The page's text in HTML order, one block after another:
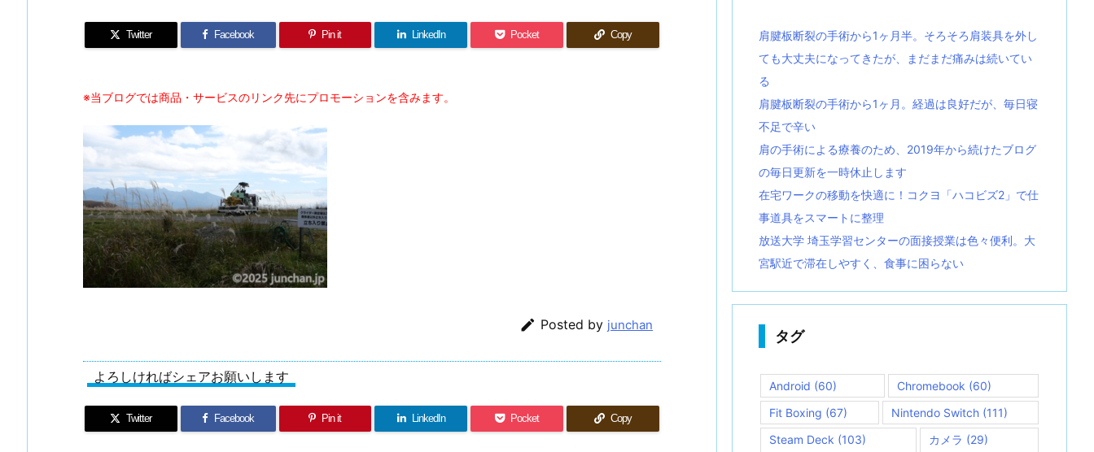
Twitter Facebook Pin it LinkedIn Pocket Copy
※当ブログでは商品・サービスのリンク先にプロモーションを含みます。
 Posted by junchan
よろしければシェアお願いします
Twitter Facebook Pin it LinkedIn Pocket Copy
肩腱板断裂の手術から1ヶ月半。そろそろ肩装具を外し
ても大丈夫になってきたが、まだまだ痛みは続いてい
る
肩腱板断裂の手術から1ヶ月。経過は良好だが、毎日寝
不足で辛い
肩の手術による療養のため、2019年から続けたブログ
の毎日更新を一時休止します
在宅ワークの移動を快適に！コクヨ「ハコビズ2」で仕
事道具をスマートに整理
放送大学 埼玉学習センターの面接授業は色々便利。大
宮駅近で滞在しやすく、食事に困らない
タグ
Android (60) Chromebook (60)
Fit Boxing (67) Nintendo Switch(111)
Steam Deck (103) カメラ (29)